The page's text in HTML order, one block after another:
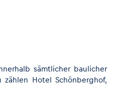
sämtlicher baulicher
Hotel Schönberghof,